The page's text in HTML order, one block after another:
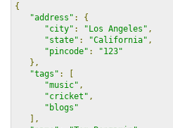
{
"address" :
{
"city" : "Los Angeles" ,
"state" : "California" ,
"pincode" :
"123"
},
"tags" :
[
"music" ,
"cricket" ,
"blogs"
],